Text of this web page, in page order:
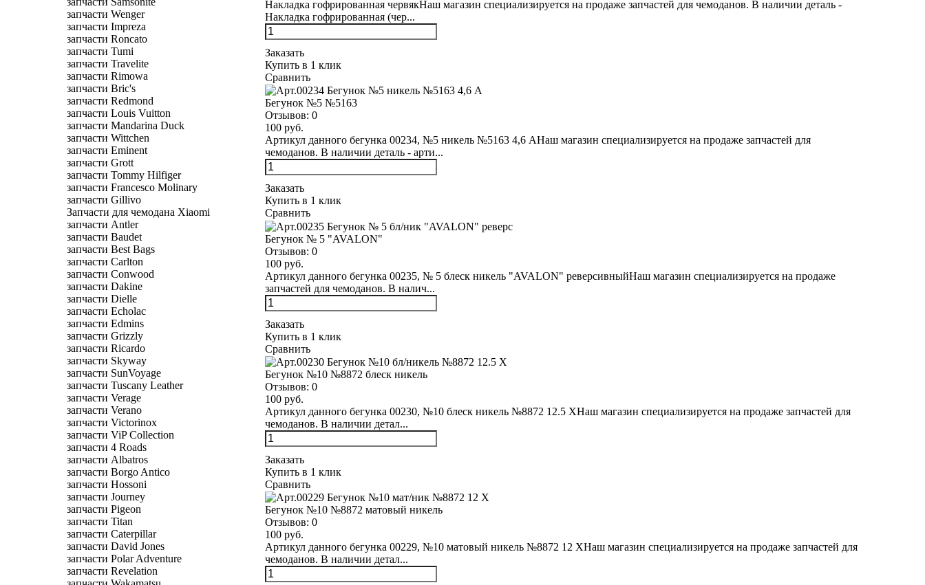
запчасти Wenger
запчасти Impreza
запчасти Roncato
запчасти Tumi
запчасти Travelite
запчасти Rimowa
запчасти Bric's
запчасти Redmond
запчасти Louis Vuitton
запчасти Mandarina Duck
запчасти Wittchen
запчасти Eminent
запчасти Grott
запчасти Tommy Hilfiger
запчасти Francesco Molinary
запчасти Gillivo
Запчасти для чемодана Xiaomi
запчасти Antler
запчасти Baudet
запчасти Best Bags
запчасти Carlton
запчасти Conwood
запчасти Dakine
запчасти Dielle
запчасти Echolac
запчасти Edmins
запчасти Grizzly
запчасти Ricardo
запчасти Skyway
запчасти SunVoyage
запчасти Tuscany Leather
запчасти Verage
запчасти Verano
запчасти Victorinox
запчасти ViP Collection
запчасти 4 Roads
запчасти Albatros
запчасти Borgo Antico
запчасти Hossoni
запчасти Journey
запчасти Pigeon
запчасти Titan
запчасти Caterpillar
запчасти David Jones
запчасти Polar Adventure
запчасти Revelation
Накладка гофрированная червякНаш магазин специализируется на продаже запчастей для чемоданов. В наличии деталь -
Накладка гофрированная (чер...
Заказать
Купить в 1 клик
Сравнить
Бегунок №5 №5163
Отзывов: 0
100 руб.
Артикул данного бегунка 00234, №5 никель №5163 4,6 АНаш магазин специализируется на продаже запчастей для
чемоданов. В наличии деталь - арти...
Заказать
Купить в 1 клик
Сравнить
Бегунок № 5 "AVALON"
Отзывов: 0
100 руб.
Артикул данного бегунка 00235, № 5 блеск никель "AVALON" реверсивныйНаш магазин специализируется на продаже
запчастей для чемоданов. В налич...
Заказать
Купить в 1 клик
Сравнить
Бегунок №10 №8872 блеск никель
Отзывов: 0
100 руб.
Артикул данного бегунка 00230, №10 блеск никель №8872 12.5 XНаш магазин специализируется на продаже запчастей для
чемоданов. В наличии детал...
Заказать
Купить в 1 клик
Сравнить
Бегунок №10 №8872 матовый никель
Отзывов: 0
100 руб.
Артикул данного бегунка 00229, №10 матовый никель №8872 12 XНаш магазин специализируется на продаже запчастей для
чемоданов. В наличии детал...